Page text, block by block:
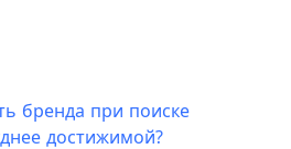
бренда при поиске
достижимой?